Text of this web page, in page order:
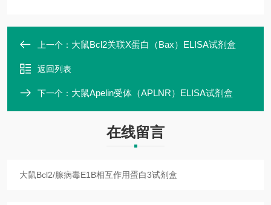
上一个： 大鼠Bcl2关联X蛋白（Bax）ELISA试剂盒
返回列表
下一个： 大鼠Apelin受体（APLNR）ELISA试剂盒
在线留言